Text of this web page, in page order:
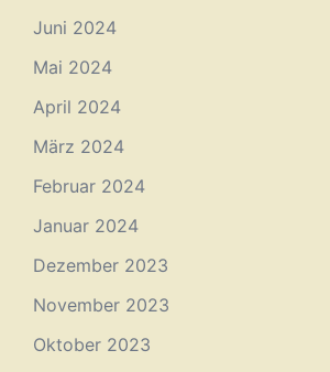
Juni 2024
Mai 2024
April 2024
März 2024
Februar 2024
Januar 2024
Dezember 2023
November 2023
Oktober 2023